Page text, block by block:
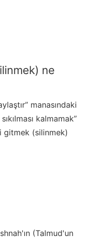
ne
manasındaki
kalmamak”
gitmek (silinmek)
(Talmud'un